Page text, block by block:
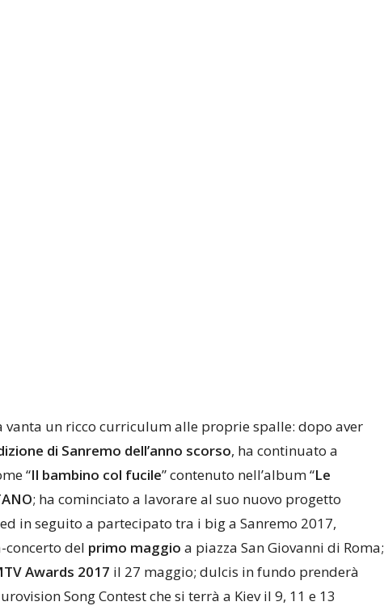
vanta un ricco curriculum alle proprie spalle: dopo aver
di Sanremo dell’anno scorso, ha continuato a
“Il bambino col fucile” contenuto nell’album “Le
; ha cominciato a lavorare al suo nuovo progetto
in seguito a partecipato tra i big a Sanremo 2017,
concerto del primo maggio a piazza San Giovanni di Roma;
Awards 2017 il 27 maggio; dulcis in fundo prenderà
Song Contest che si terrà a Kiev il 9, 11 e 13